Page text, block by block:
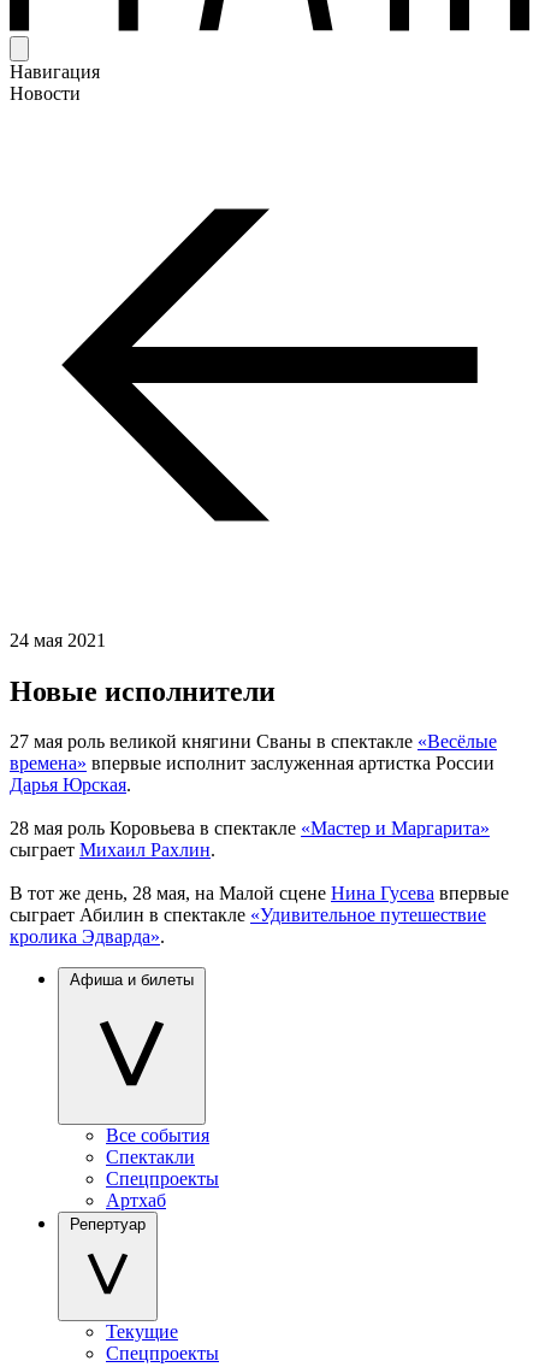
Навигация
Новости
24 мая 2021
Новые исполнители
27 мая роль великой княгини Сваны в спектакле «Весёлые
времена» впервые исполнит заслуженная артистка России
Дарья Юрская.
28 мая роль Коровьева в спектакле «Мастер и Маргарита»
сыграет Михаил Рахлин.
В тот же день, 28 мая, на Малой сцене Нина Гусева впервые
сыграет Абилин в спектакле «Удивительное путешествие
кролика Эдварда».
Афиша и билеты
Все события
Спектакли
Спецпроекты
Артхаб
Репертуар
Текущие
Спецпроекты